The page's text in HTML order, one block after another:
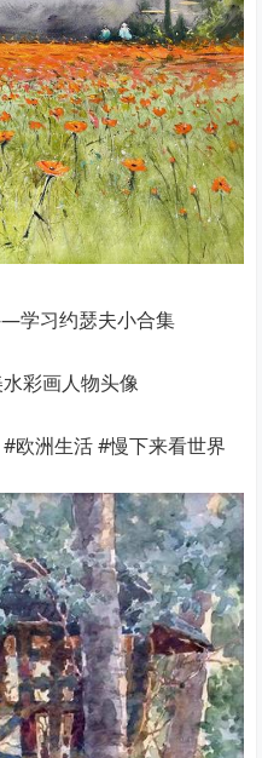
学习约瑟夫小合集
欧洲生活 #慢下来看世界